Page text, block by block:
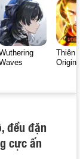
Thiên
Origin
đều đặn
cực ấn